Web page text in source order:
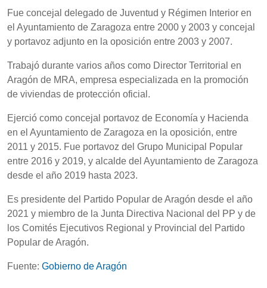
Fue concejal delegado de Juventud y Régimen Interior en
el Ayuntamiento de Zaragoza entre 2000 y 2003 y concejal
y portavoz adjunto en la oposición entre 2003 y 2007.
Trabajó durante varios años como Director Territorial en
Aragón de MRA, empresa especializada en la promoción
de viviendas de protección oficial.
Ejerció como concejal portavoz de Economía y Hacienda
en el Ayuntamiento de Zaragoza en la oposición, entre
2011 y 2015. Fue portavoz del Grupo Municipal Popular
entre 2016 y 2019, y alcalde del Ayuntamiento de Zaragoza
desde el año 2019 hasta 2023.
Es presidente del Partido Popular de Aragón desde el año
2021 y miembro de la Junta Directiva Nacional del PP y de
los Comités Ejecutivos Regional y Provincial del Partido
Popular de Aragón.
Fuente: Gobierno de Aragón